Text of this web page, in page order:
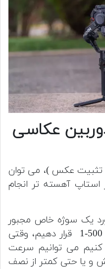
عکاسی
تثبیت عکس )، می توان
آهسته تر انجام
یک سوژه خاص مجبور
باشیم که سرعت شاتر مثلا 500-1 قرار دهیم، وقتی
کنیم می توانیم سرعت
و یا حتی کمتر از نصف